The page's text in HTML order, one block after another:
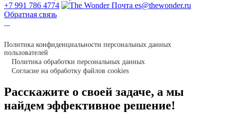
+7 991 786 4774
es@thewonder.ru
Обратная связь
...
Политика конфиденциальности персональных данных
пользователей
Политика обработки персональных данных
Согласие на обработку файлов cookies
Расскажите о своей задаче, а мы
найдем эффективное решение!